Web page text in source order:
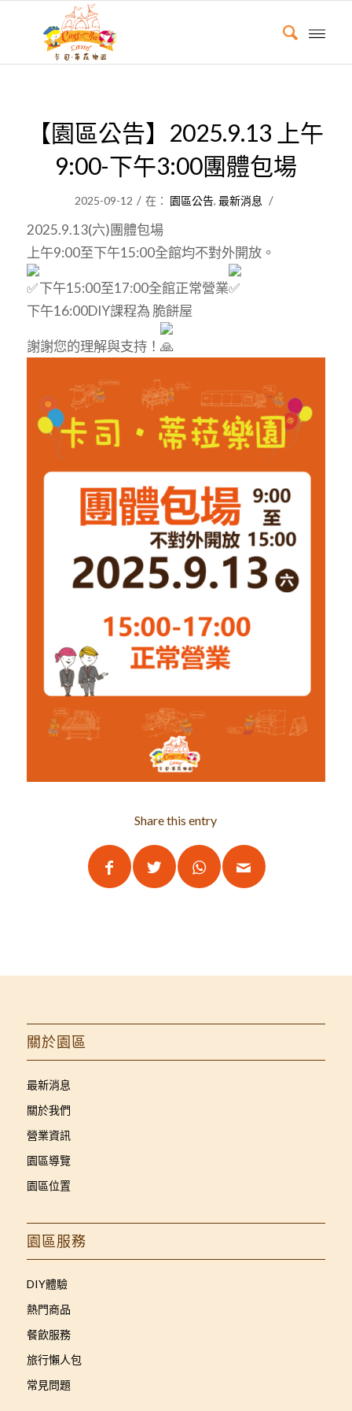
【園區公告】2025.9.13 上午
9:00-下午3:00團體包場
2025-09-12 / 在： 園區公告, 最新消息 /
2025.9.13(六)團體包場
上午9:00至下午15:00全館均不對外開放。
下午15:00至17:00全館正常營業
下午16:00DIY課程為 脆餅屋
謝謝您的理解與支持！
Share this entry
關於園區
最新消息
關於我們
營業資訊
園區導覽
園區位置
園區服務
DIY體驗
熱門商品
餐飲服務
旅行懶人包
常見問題